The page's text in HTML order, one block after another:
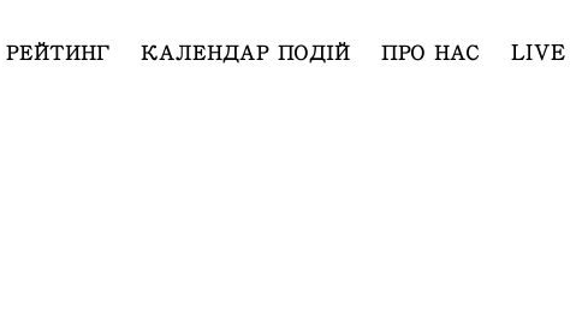
РЕЙТИНГ КАЛЕНДАР ПОДІЙ ПРО НАС LIVE